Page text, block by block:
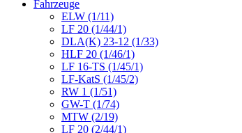
Fahrzeuge
ELW (1/11)
LF 20 (1/44/1)
DLA(K) 23-12 (1/33)
HLF 20 (1/46/1)
LF 16-TS (1/45/1)
LF-KatS (1/45/2)
RW 1 (1/51)
GW-T (1/74)
MTW (2/19)
LF 20 (2/44/1)